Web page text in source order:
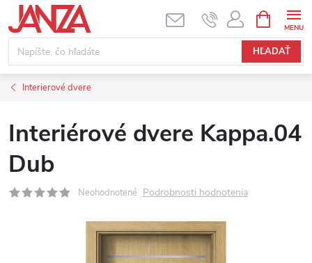
Prejsť na obsah
HĽADAŤ
Interierové dvere
Interiérové dvere Kappa.04
Dub
Neohodnotené Podrobnosti hodnotenia